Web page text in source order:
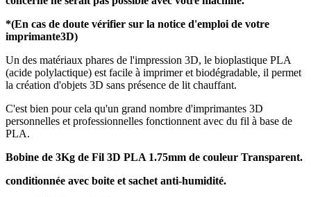
*(En cas de doute vérifier sur la notice d'emploi de votre
imprimante3D)
Un des matériaux phares de l'impression 3D, le bioplastique PLA
(acide polylactique) est facile à imprimer et biodégradable, il permet
la création d'objets 3D sans présence de lit chauffant.
C'est bien pour cela qu'un grand nombre d'imprimantes 3D
personnelles et professionnelles fonctionnent avec du fil à base de
PLA.
Bobine de 3Kg de Fil 3D PLA 1.75mm de couleur Transparent.
conditionnée avec boite et sachet anti-humidité.